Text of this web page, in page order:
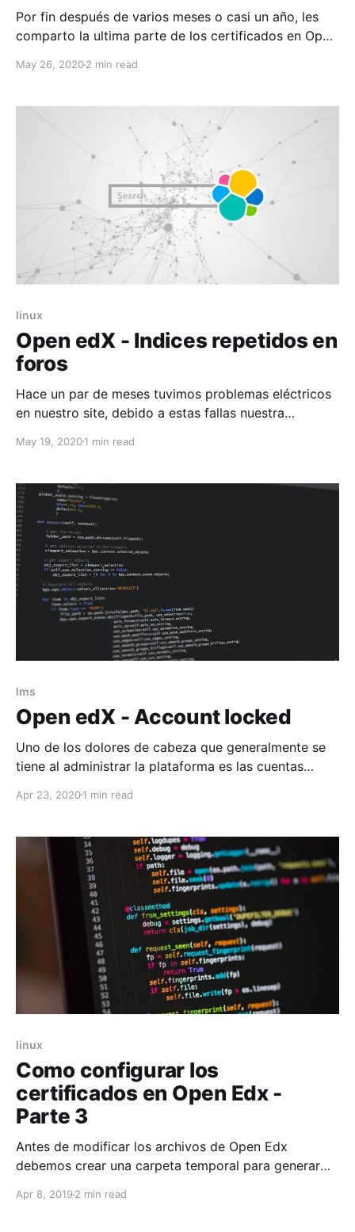
Por fin después de varios meses o casi un año, les
comparto la ultima parte de los certificados en Open
tenemos activada la opción de certificado en studio,
May 26, 20202 min read
linux
Open edX - Indices repetidos en
foros
Hace un par de meses tuvimos problemas eléctricos
en nuestro site, debido a estas fallas nuestra
revisando el log de los foros, encontré lo siguiente:
source=rack-timeout
id=f4476c0a3671ff99d3046531299ffeb4
timeout=20000ms service=0ms state=active
May 19, 20201 min read
lms
Open edX - Account locked
Uno de los dolores de cabeza que generalmente se
tiene al administrar la plataforma es las cuentas
los datos erróneos, ya sea por que se les olvida su
sesión. Por lo que
Apr 23, 20201 min read
linux
Como configurar los
certificados en Open Edx -
Parte 3
Antes de modificar los archivos de Open Edx
debemos crear una carpeta temporal para generar
tmp.conf el cual guardaremos en la ruta
Apr 8, 2019 2 min read